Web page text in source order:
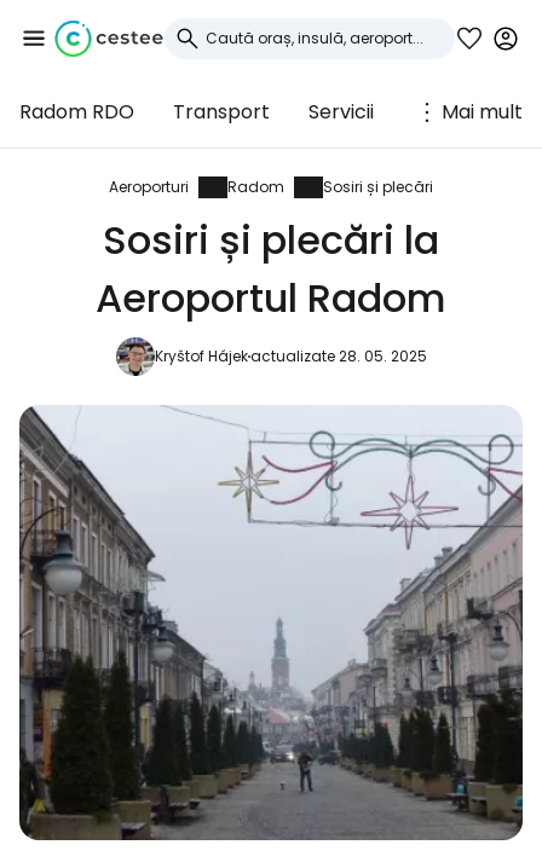
Radom RDO Transport Servicii Mai mult
Aeroporturi Radom Sosiri și plecări
Sosiri și plecări la
Aeroportul Radom
Kryštof Hájekactualizate 28. 05. 2025
Conectați-vă la
Cestee
... comunitatea mondială a călătorilor
Continuați cu Google
Continuați cu Facebook
Continuați cu e-mailul